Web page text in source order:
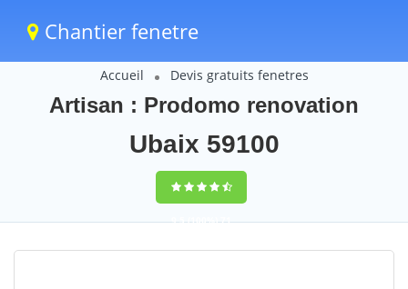
Chantier fenetre
Accueil Devis gratuits fenetres
Artisan : Prodomo renovation
Ubaix 59100
9,5(100%)71
votes